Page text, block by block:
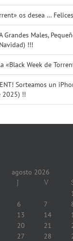
os desea …
Grandes Males,
!!!
«Black Week de
Sorteamos un
2025) !!
agosto 2026
J V
1
6 7
13 14
20 21
27 28